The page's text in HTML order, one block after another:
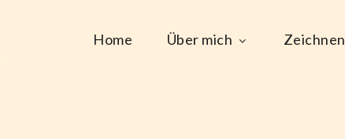
Home Über mich Zeichnen